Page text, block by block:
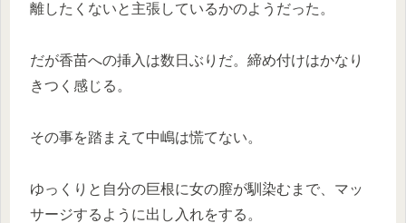
離したくないと主張しているかのようだった。
だが香苗への挿入は数日ぶりだ。締め付けはかなり
きつく感じる。
その事を踏まえて中嶋は慌てない。
ゆっくりと自分の巨根に女の膣が馴染むまで、マッ
サージするように出し入れをする。